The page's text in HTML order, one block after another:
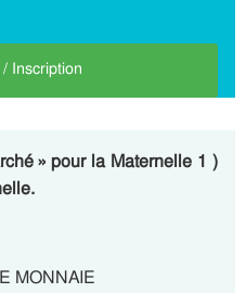
Inscription
» pour la Maternelle 1 )
MONNAIE